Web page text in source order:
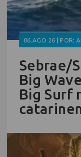
06.AGO.26 | POR:
Sebrae/
Big
Big Surf